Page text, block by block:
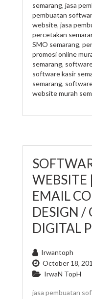
semarang, jasa
pembuatan
website, jasa
percetakan
SMO semarang,
promosi online
semarang,
software kasir
semarang,
website murah
WEBSITE
EMAIL
DESIGN /
DIGITAL
Irwantoph
October 18,
IrwaN TopH
jasa pembuatan